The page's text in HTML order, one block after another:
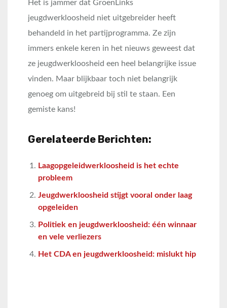
Het is jammer dat GroenLinks
jeugdwerkloosheid niet uitgebreider heeft
behandeld in het partijprogramma. Ze zijn
immers enkele keren in het nieuws geweest dat
ze jeugdwerkloosheid een heel belangrijke issue
vinden. Maar blijkbaar toch niet belangrijk
genoeg om uitgebreid bij stil te staan. Een
gemiste kans!
Gerelateerde Berichten:
Laagopgeleidwerkloosheid is het echte
probleem
Jeugdwerkloosheid stijgt vooral onder laag
opgeleiden
Politiek en jeugdwerkloosheid: één winnaar
en vele verliezers
Het CDA en jeugdwerkloosheid: mislukt hip